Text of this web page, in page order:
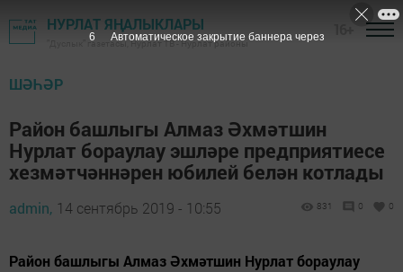
НУРЛАТ ЯҢАЛЫКЛАРЫ
"Дуслык" газетасы, Нурлат ТВ - Нурлат районы
ШӘҺӘР
Район башлыгы Алмаз Әхмәтшин
Нурлат бораулау эшләре предприятиесе
хезмәтчәннәрен юбилей белән котлады
admin, 14 сентябрь 2019 - 10:55 831 0 0
Район башлыгы Алмаз Әхмәтшин Нурлат бораулау
5 Автоматическое закрытие баннера через